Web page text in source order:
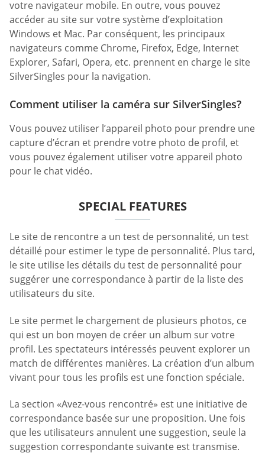
votre navigateur mobile. En outre, vous pouvez
accéder au site sur votre système d’exploitation
Windows et Mac. Par conséquent, les principaux
navigateurs comme Chrome, Firefox, Edge, Internet
Explorer, Safari, Opera, etc. prennent en charge le site
SilverSingles pour la navigation.
Comment utiliser la caméra sur SilverSingles?
Vous pouvez utiliser l’appareil photo pour prendre une
capture d’écran et prendre votre photo de profil, et
vous pouvez également utiliser votre appareil photo
pour le chat vidéo.
SPECIAL FEATURES
Le site de rencontre a un test de personnalité, un test
détaillé pour estimer le type de personnalité. Plus tard,
le site utilise les détails du test de personnalité pour
suggérer une correspondance à partir de la liste des
utilisateurs du site.
Le site permet le chargement de plusieurs photos, ce
qui est un bon moyen de créer un album sur votre
profil. Les spectateurs intéressés peuvent explorer un
match de différentes manières. La création d’un album
vivant pour tous les profils est une fonction spéciale.
La section «Avez-vous rencontré» est une initiative de
correspondance basée sur une proposition. Une fois
que les utilisateurs annulent une suggestion, seule la
suggestion correspondante suivante est transmise.